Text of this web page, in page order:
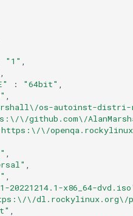
"1"
: "64bit"
os-autoinst-distri-
\/github.com\/
\/
20221214.1-x86_64-
\/dl.rockylinux.org\/